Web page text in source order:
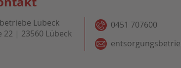
Lübeck
22 | 23560 Lübeck
0451 707600